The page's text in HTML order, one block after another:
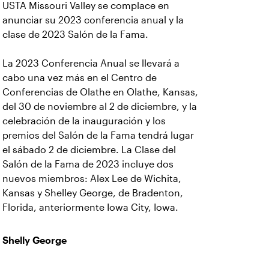
USTA Missouri Valley se complace en
anunciar su 2023 conferencia anual y la
clase de 2023 Salón de la Fama.
La 2023 Conferencia Anual se llevará a
cabo una vez más en el Centro de
Conferencias de Olathe en Olathe, Kansas,
del 30 de noviembre al 2 de diciembre, y la
celebración de la inauguración y los
premios del Salón de la Fama tendrá lugar
el sábado 2 de diciembre. La Clase del
Salón de la Fama de 2023 incluye dos
nuevos miembros: Alex Lee de Wichita,
Kansas y Shelley George, de Bradenton,
Florida, anteriormente Iowa City, Iowa.
Shelly George